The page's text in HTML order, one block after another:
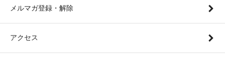
メルマガ登録・解除
アクセス